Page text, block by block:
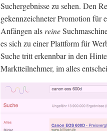
Suchergebnisse zu sehen. Den
gekennzeichneter Promotion für
Anfängen als reine
es sich zu einer Plattform für
Suche tritt erkennbar in den
Marktteilnehmer, im alles